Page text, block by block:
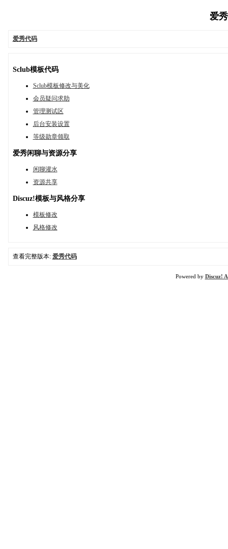
爱
爱秀代码
Sclub模板代码
Sclub模板修改与美化
会员疑问求助
管理测试区
后台安装设置
等级勋章领取
爱秀闲聊与资源分享
闲聊灌水
资源共享
Discuz!模板与风格分享
模板修改
风格修改
查看完整版本: 爱秀代码
Powered by Discuz!